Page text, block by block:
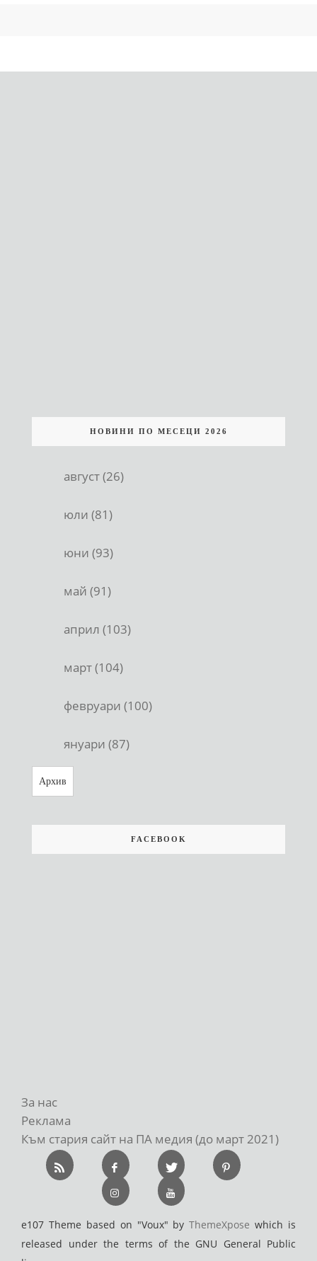
НОВИНИ ПО МЕСЕЦИ 2026
август (26)
юли (81)
юни (93)
май (91)
април (103)
март (104)
февруари (100)
януари (87)
Архив
FACEBOOK
За нас
Реклама
Към стария сайт на ПА медия (до март 2021)
e107 Theme based on "Voux" byThemeXpose which is
released under the terms of the GNU General Public